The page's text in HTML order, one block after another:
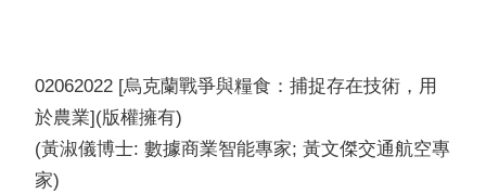
02062022 [烏克蘭戰爭與糧食：捕捉存在技術，用
於農業](版權擁有)
(黃淑儀博士: 數據商業智能專家; 黃文傑交通航空專
家)